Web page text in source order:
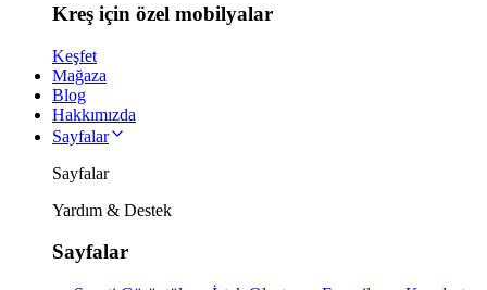
Kreş için özel mobilyalar
Keşfet
Mağaza
Blog
Hakkımızda
Sayfalar
Sayfalar
Yardım & Destek
Sayfalar